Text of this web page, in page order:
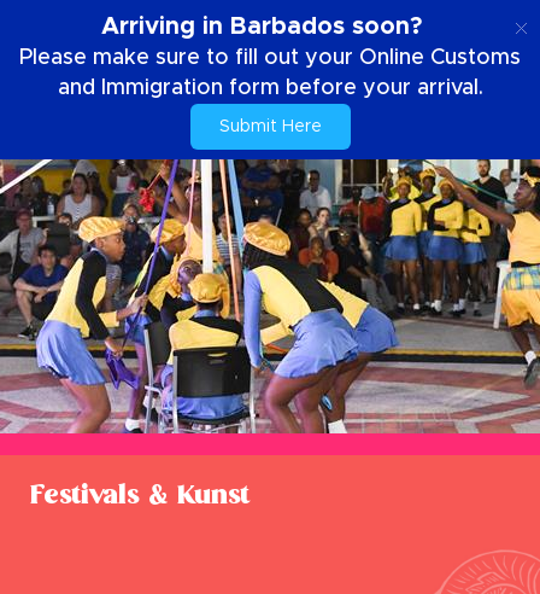
Arriving in Barbados soon?
Please make sure to fill out your Online Customs
and Immigration form before your arrival.
Submit Here
Festivals & Kunst